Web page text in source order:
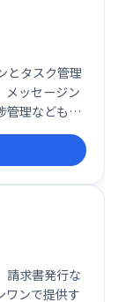
とタスク管理
メッセージン
管理なども一
請求書発行な
ワンで提供す